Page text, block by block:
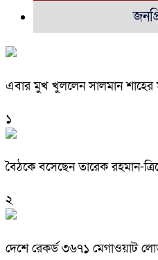
এবার মুখ খুললেন সালমান শাহের
১
বৈঠকে বসেছেন তারেক রহমান-
২
দেশে রেকর্ড ৩৬৭১ মেগাওয়াট